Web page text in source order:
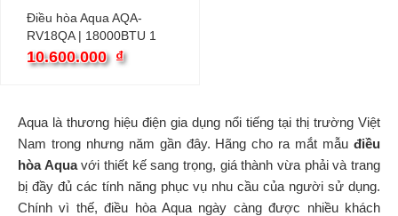
Điều hòa Aqua AQA-
RV18QA | 18000BTU 1
chiều inverter
10.600.000 ₫
Aqua là thương hiệu điện gia dụng nổi tiếng tại thị trường Việt
Nam trong nhưng năm gần đây. Hãng cho ra mắt mẫu điều
hòa Aquavới thiết kế sang trọng, giá thành vừa phải và trang
bị đầy đủ các tính năng phục vụ nhu cầu của người sử dụng.
Chính vì thế, điều hòa Aqua ngày càng được nhiều khách